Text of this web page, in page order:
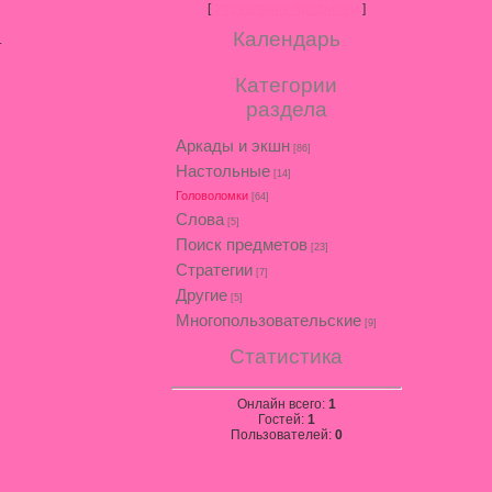
[ ]
Календарь
Категории
раздела
Аркады и экшн [86]
Настольные [14]
Головоломки [64]
Слова [5]
Поиск предметов [23]
Стратегии [7]
Другие [5]
Многопользовательские [9]
Статистика
Онлайн всего: 1
Гостей: 1
Пользователей: 0